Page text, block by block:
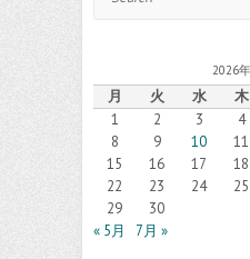
2026
月 火 水 木
1
2 3 4
8
9 10 11
15
16 17 18
22
23 24 25
29
30
« 5月
7月 »